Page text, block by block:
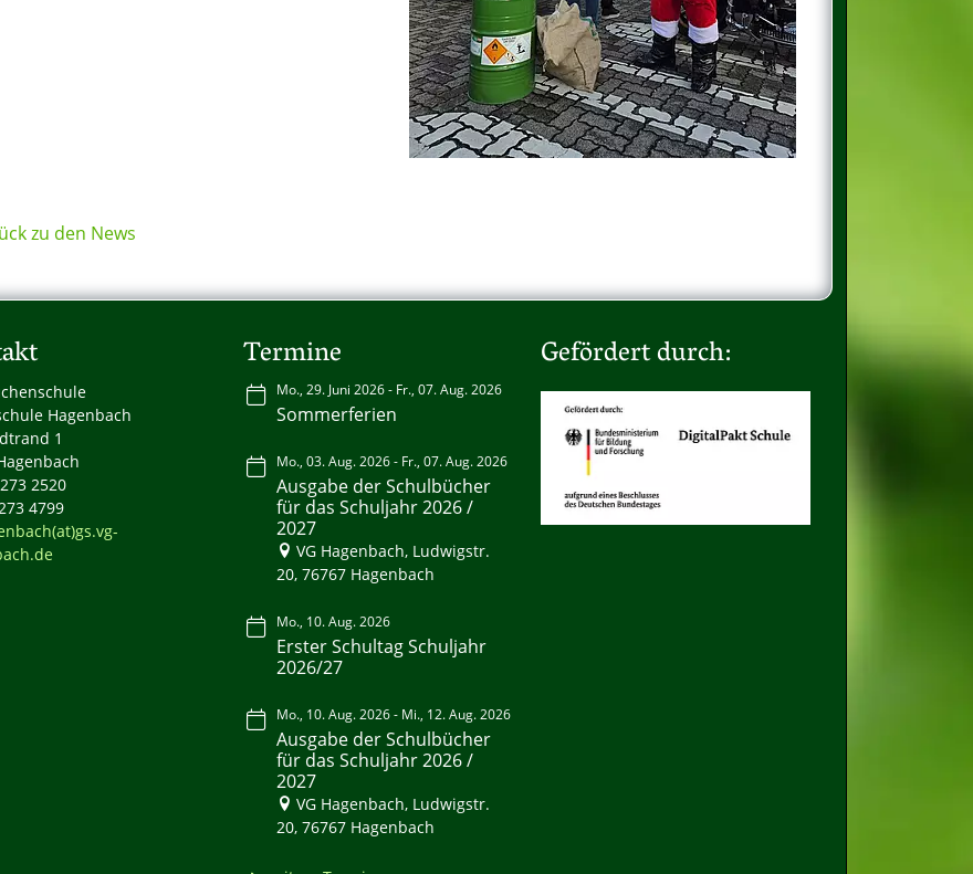
zu den News
Hagenbach
1
2520
4799
Termine
Mo., 29. Juni 2026 - Fr., 07. Aug. 2026
Sommerferien
Mo., 03. Aug. 2026 - Fr., 07. Aug. 2026
Ausgabe der Schulbücher
für das Schuljahr 2026 /
2027
VG Hagenbach, Ludwigstr.
20, 76767 Hagenbach
Mo., 10. Aug. 2026
Erster Schultag Schuljahr
2026/27
Mo., 10. Aug. 2026 - Mi., 12. Aug. 2026
Ausgabe der Schulbücher
für das Schuljahr 2026 /
2027
VG Hagenbach, Ludwigstr.
20, 76767 Hagenbach
Gefördert durch: